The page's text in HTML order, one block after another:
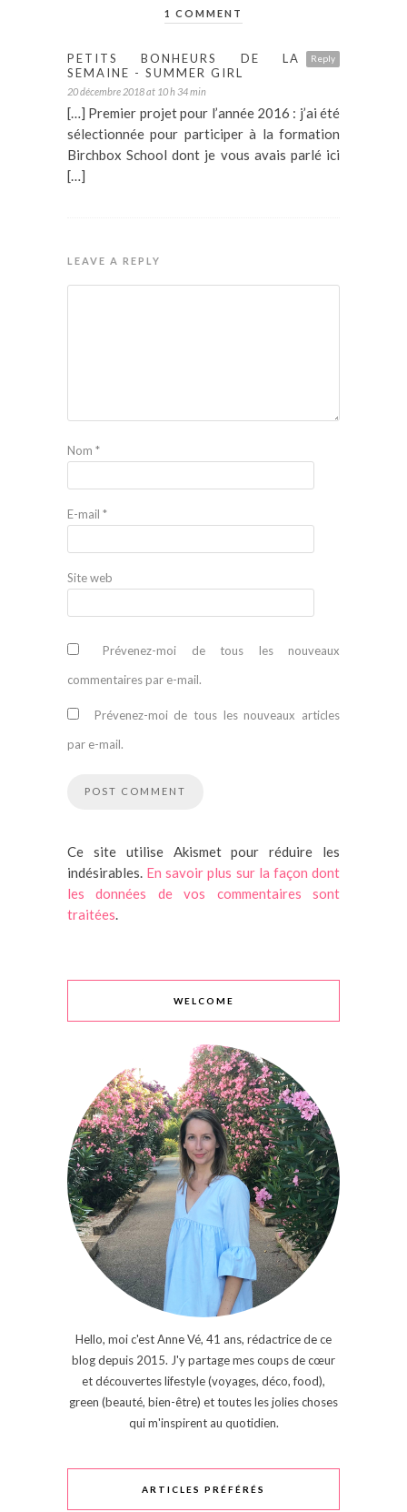
1 COMMENT
Reply
PETITS BONHEURS DE LA
SEMAINE - SUMMER GIRL
20 décembre 2018 at 10 h 34 min
[…] Premier projet pour l’année 2016 : j’ai été
sélectionnée pour participer à la formation
Birchbox School dont je vous avais parlé ici
[…]
LEAVE A REPLY
Nom *
E-mail *
Site web
Prévenez-moi de tous les nouveaux
commentaires par e-mail.
Prévenez-moi de tous les nouveaux articles
par e-mail.
Ce site utilise Akismet pour réduire les
indésirables. En savoir plus sur la façon dont
les données de vos commentaires sont
traitées.
WELCOME
Hello, moi c'est Anne Vé, 41 ans, rédactrice de ce
blog depuis 2015. J'y partage mes coups de cœur
et découvertes lifestyle (voyages, déco, food),
green (beauté, bien-être) et toutes les jolies choses
qui m'inspirent au quotidien.
ARTICLES PRÉFÉRÉS